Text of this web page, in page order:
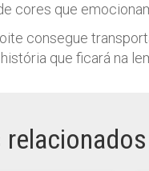
cores que
consegue
história que ficará na